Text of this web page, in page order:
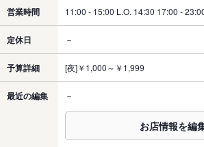
営業時間 11:00 - 15:00 L.O. 14:30 17:00 -
定休日 －
予算詳細 [夜]￥1,000～￥1,999
最近の編集 －
お店情報を編